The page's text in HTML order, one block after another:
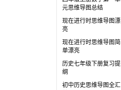
元思维导图总结
现在进行时思维导图漂
亮
现在进行时思维导图简
单漂亮
历史七年级下册复习提
纲
初中历史思维导图全汇